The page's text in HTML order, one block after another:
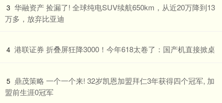
3 ​华融资产 捡漏了! 全球纯电SUV续航650km，从近20万降到13
万多，放弃比亚迪
4 ​港联证券 折叠屏狂降3000！今年618太卷了：国产机直接掀桌
5 ​鼎茂策略 一个一个来! 32岁凯恩加盟拜仁3年获得四个冠军, 加
盟前生涯0冠军